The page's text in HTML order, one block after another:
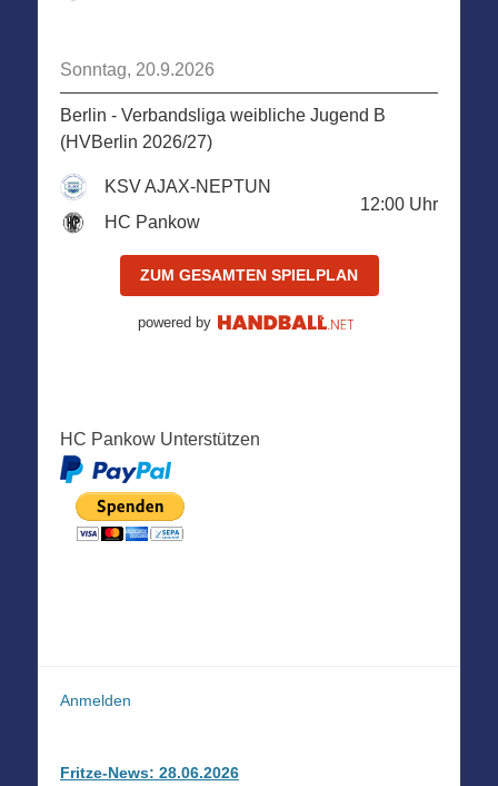
Sonntag, 20.9.2026
Berlin - Verbandsliga weibliche Jugend B
(HVBerlin 2026/27)
KSV AJAX-NEPTUN
HC Pankow
12:00 Uhr
ZUM GESAMTEN SPIELPLAN
powered by
HC Pankow Unterstützen
Anmelden
Fritze-News: 28.06.2026